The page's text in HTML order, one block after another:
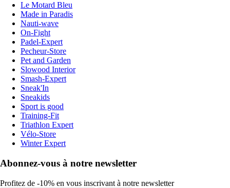
Le Motard Bleu
Made in Paradis
Nauti-wave
On-Fight
Padel-Expert
Pecheur-Store
Pet and Garden
Slowood Interior
Smash-Expert
Sneak'In
Sneakids
Sport is good
Training-Fit
Triathlon Expert
Vélo-Store
Winter Expert
Abonnez-vous à notre newsletter
Profitez de -10% en vous inscrivant à notre newsletter